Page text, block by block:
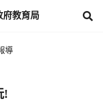
府教育局
導
!